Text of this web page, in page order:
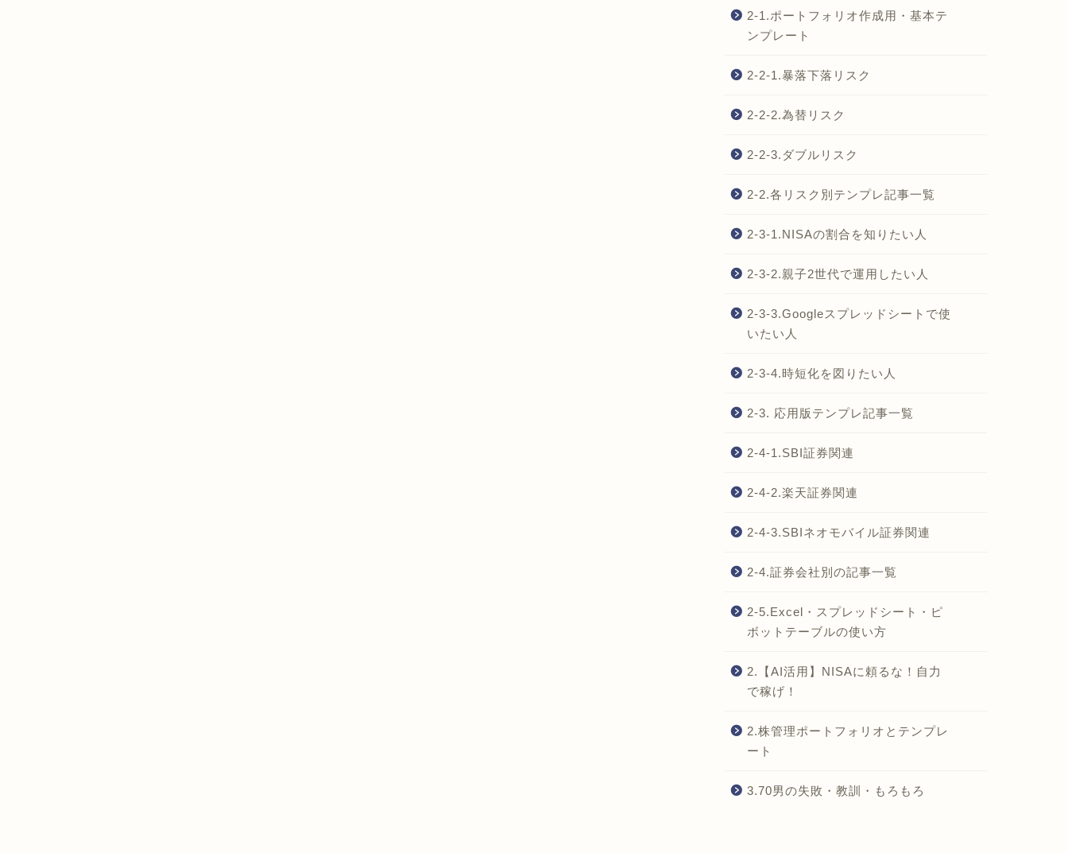
2-1.ポートフォリオ作成用・基本テ
ンプレート
2-2-1.暴落下落リスク
2-2-2.為替リスク
2-2-3.ダブルリスク
2-2.各リスク別テンプレ記事一覧
2-3-1.NISAの割合を知りたい人
2-3-2.親子2世代で運用したい人
2-3-3.Googleスプレッドシートで使
いたい人
2-3-4.時短化を図りたい人
2-3. 応用版テンプレ記事一覧
2-4-1.SBI証券関連
2-4-2.楽天証券関連
2-4-3.SBIネオモバイル証券関連
2-4.証券会社別の記事一覧
2-5.Excel・スプレッドシート・ピ
ボットテーブルの使い方
2.【AI活用】NISAに頼るな！自力
で稼げ！
2.株管理ポートフォリオとテンプレ
ート
3.70男の失敗・教訓・もろもろ